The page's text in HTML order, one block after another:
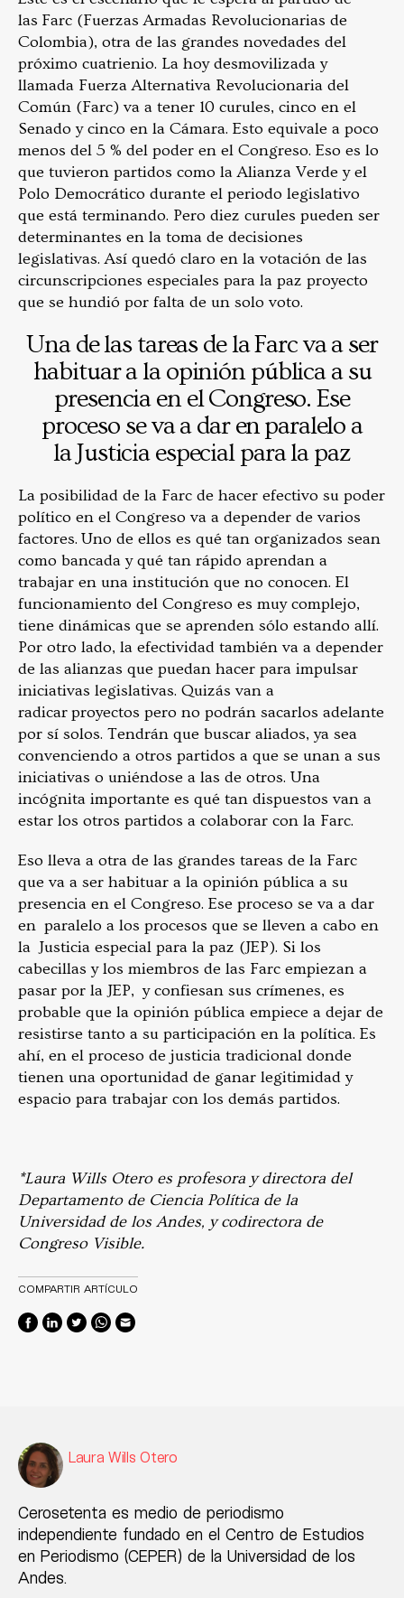
las Farc (Fuerzas Armadas Revolucionarias de
Colombia), otra de las grandes novedades del
próximo cuatrienio. La hoy desmovilizada y
llamada Fuerza Alternativa Revolucionaria del
Común (Farc) va a tener 10 curules, cinco en el
Senado y cinco en la Cámara. Esto equivale a poco
menos del 5 % del poder en el Congreso. Eso es lo
que tuvieron partidos como la Alianza Verde y el
Polo Democrático durante el periodo legislativo
que está terminando. Pero diez curules pueden ser
determinantes en la toma de decisiones
legislativas. Así quedó claro en la votación de las
circunscripciones especiales para la paz proyecto
que se hundió por falta de un solo voto.
Una de las tareas de la Farc va a ser
habituar a la opinión pública a su
presencia en el Congreso. Ese
proceso se va a dar en paralelo a
la Justicia especial para la paz
La posibilidad de la Farc de hacer efectivo su poder
político en el Congreso va a depender de varios
factores. Uno de ellos es qué tan organizados sean
como bancada y qué tan rápido aprendan a
trabajar en una institución que no conocen. El
funcionamiento del Congreso es muy complejo,
tiene dinámicas que se aprenden sólo estando allí.
Por otro lado, la efectividad también va a depender
de las alianzas que puedan hacer para impulsar
iniciativas legislativas. Quizás van a
radicar proyectos pero no podrán sacarlos adelante
por sí solos. Tendrán que buscar aliados, ya sea
convenciendo a otros partidos a que se unan a sus
iniciativas o uniéndose a las de otros. Una
incógnita importante es qué tan dispuestos van a
estar los otros partidos a colaborar con la Farc.
Eso lleva a otra de las grandes tareas de la Farc
que va a ser habituar a la opinión pública a su
presencia en el Congreso. Ese proceso se va a dar
en paralelo a los procesos que se lleven a cabo en
la Justicia especial para la paz (JEP). Si los
cabecillas y los miembros de las Farc empiezan a
pasar por la JEP, y confiesan sus crímenes, es
probable que la opinión pública empiece a dejar de
resistirse tanto a su participación en la política. Es
ahí, en el proceso de justicia tradicional donde
tienen una oportunidad de ganar legitimidad y
espacio para trabajar con los demás partidos.
*Laura Wills Otero es profesora y directora del
Departamento de Ciencia Política de la
Universidad de los Andes, y codirectora de
Congreso Visible.
COMPARTIR ARTÍCULO
Laura Wills Otero
Cerosetenta es medio de periodismo
independiente fundado en el Centro de Estudios
en Periodismo (CEPER) de la Universidad de los
Andes.